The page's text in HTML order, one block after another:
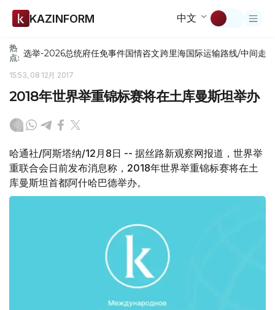
KAZINFORM 中文
热
点: 选举-2026总统府任免事件国情咨文跨里海国际运输路线/中间走廊
15:53, 08 12月 2017
2018年世界举重锦标赛将在土库曼斯坦举办
哈通社/阿斯塔纳/12月8日 -- 据丝路新观察网报道，世界举
重联合会日前发布消息称，2018年世界举重锦标赛将在土
库曼斯坦首都阿什哈巴德举办。